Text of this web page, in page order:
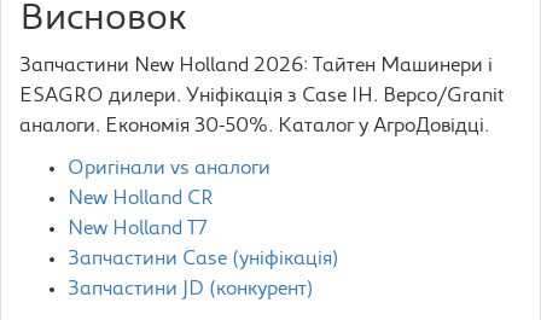
Висновок
Запчастини New Holland 2026: Тайтен Машинери і
ESAGRO дилери. Уніфікація з Case IH. Bepco/Granit
аналоги. Економія 30-50%. Каталог у АгроДовідці.
Оригінали vs аналоги
New Holland CR
New Holland T7
Запчастини Case (уніфікація)
Запчастини JD (конкурент)